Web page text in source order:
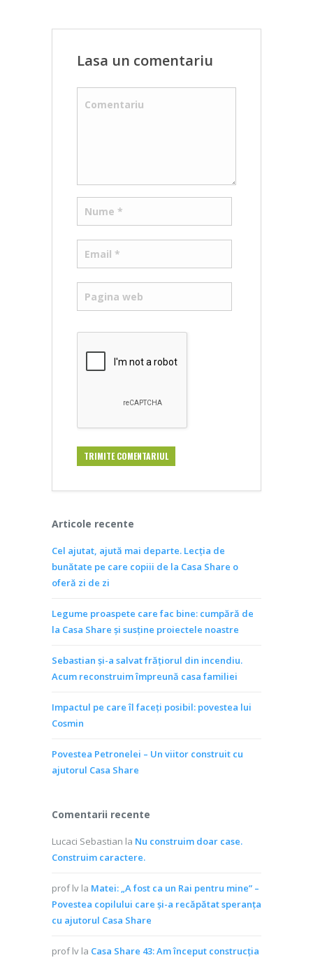
Lasa un comentariu
Articole recente
Cel ajutat, ajută mai departe. Lecția de
bunătate pe care copiii de la Casa Share o
oferă zi de zi
Legume proaspete care fac bine: cumpără de
la Casa Share și susține proiectele noastre
Sebastian și-a salvat frățiorul din incendiu.
Acum reconstruim împreună casa familiei
Impactul pe care îl faceți posibil: povestea lui
Cosmin
Povestea Petronelei – Un viitor construit cu
ajutorul Casa Share
Comentarii recente
Lucaci Sebastian la Nu construim doar case.
Construim caractere.
prof lv la Matei: „A fost ca un Rai pentru mine” –
Povestea copilului care și-a recăpătat speranța
cu ajutorul Casa Share
prof lv la Casa Share 43: Am început construcția